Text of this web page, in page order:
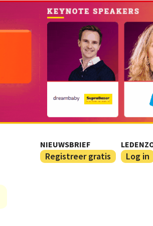
NIEUWSBRIEF
Registreer gratis Log in